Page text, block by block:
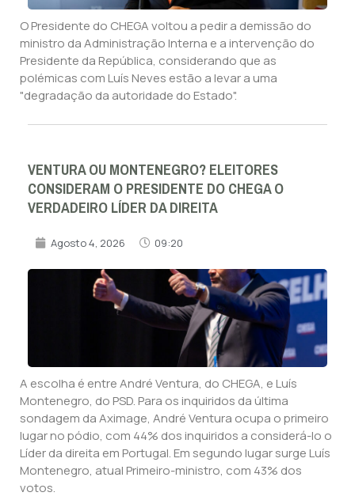
O Presidente do CHEGA voltou a pedir a demissão do
ministro da Administração Interna e a intervenção do
Presidente da República, considerando que as
polémicas com Luís Neves estão a levar a uma
"degradação da autoridade do Estado".
VENTURA OU MONTENEGRO? ELEITORES
CONSIDERAM O PRESIDENTE DO CHEGA O
VERDADEIRO LÍDER DA DIREITA
Agosto 4, 2026 09:20
A escolha é entre André Ventura, do CHEGA, e Luís
Montenegro, do PSD. Para os inquiridos da última
sondagem da Aximage, André Ventura ocupa o primeiro
lugar no pódio, com 44% dos inquiridos a considerá-lo o
Líder da direita em Portugal. Em segundo lugar surge Luís
Montenegro, atual Primeiro-ministro, com 43% dos
votos.